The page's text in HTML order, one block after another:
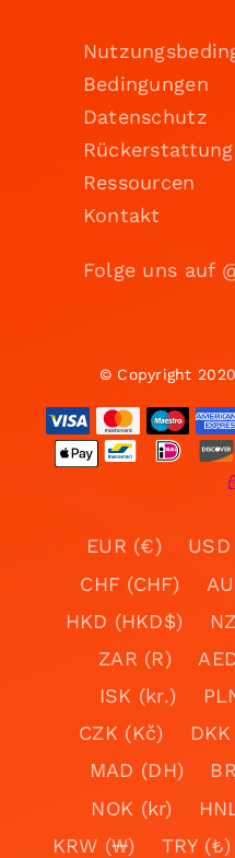
Bedingungen
Datenschutz
Ressourcen
Kontakt
Folge uns auf
© Copyright
EUR (€)
CHF (CHF)
HKD (HKD$)
ZAR (R)
ISK (kr.)
CZK (Kč)
MAD (DH)
NOK (kr)
KRW (₩)
TRY (₺)